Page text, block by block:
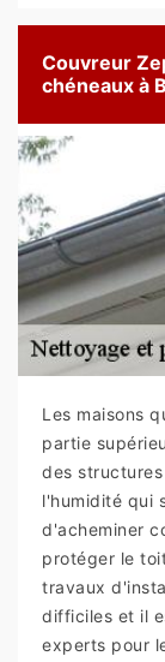
Couvreur
chéneaux à
Les maisons
partie
des
l'humidité qui
d'acheminer
protéger le
travaux
difficiles et il
experts pour